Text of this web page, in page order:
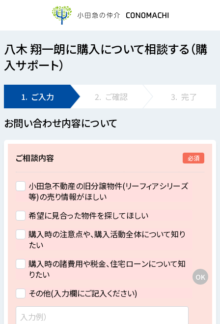
八木 翔一朗に購入について相談する（購
入サポート）
1. ご入力 2. ご確認 3. 完了
お問い合わせ内容について
ご相談内容 必須
小田急不動産の旧分譲物件(リーフィアシリーズ
等)の売り情報がほしい
希望に見合った物件を探してほしい
購入時の注意点や、購入活動全体について知り
たい
購入時の諸費用や税金、住宅ローンについて知
りたい
その他(入力欄にご記入ください)